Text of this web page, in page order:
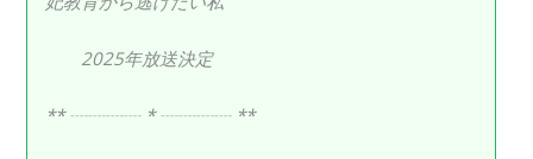
2025年放送決定
** ┈┈┈┈ * ┈┈┈┈ **